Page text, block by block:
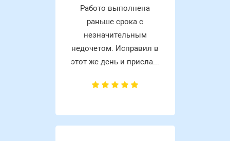
Работо выполнена
раньше срока с
незначительным
недочетом. Исправил в
этот же день и присла...